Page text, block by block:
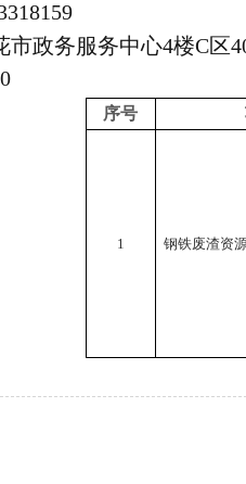
市政务服务中心4楼C区
序号
1 钢铁废渣资